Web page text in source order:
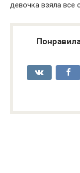
девочка взяла все